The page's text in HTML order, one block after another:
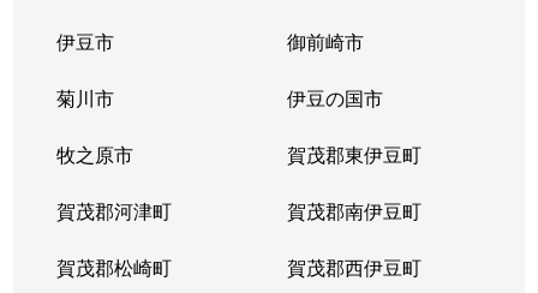
伊豆市 御前崎市
菊川市 伊豆の国市
牧之原市 賀茂郡東伊豆町
賀茂郡河津町 賀茂郡南伊豆町
賀茂郡松崎町 賀茂郡西伊豆町